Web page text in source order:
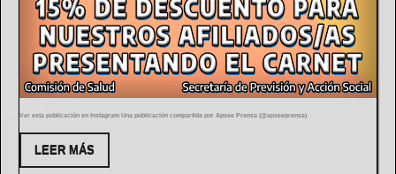
Ver esta publicación en Instagram Una publicación compartida por Apsee Prensa (@apseeprensa)
LEER MÁS